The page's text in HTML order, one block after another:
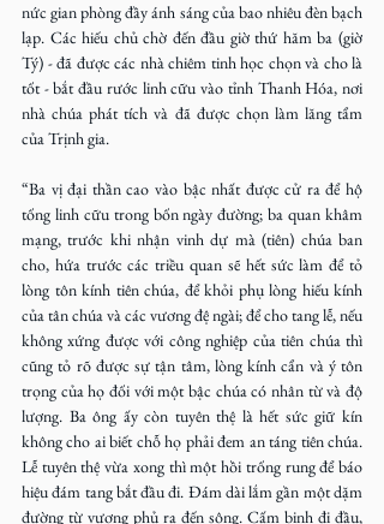
nức gian phòng đầy ánh sáng của bao nhiêu đèn bạch
lạp. Các hiếu chủ chờ đến đầu giờ thứ hăm ba (giờ
Tý) - đã được các nhà chiêm tinh học chọn và cho là
tốt - bắt đầu rước linh cữu vào tỉnh Thanh Hóa, nơi
nhà chúa phát tích và đã được chọn làm lăng tẩm
của Trịnh gia.
“Ba vị đại thần cao vào bậc nhất được cử ra để hộ
tống linh cữu trong bốn ngày đường; ba quan khâm
mạng, trước khi nhận vinh dự mà (tiên) chúa ban
cho, hứa trước các triều quan sẽ hết sức làm để tỏ
lòng tôn kính tiên chúa, để khỏi phụ lòng hiếu kính
của tân chúa và các vương đệ ngài; để cho tang lễ, nếu
không xứng được với công nghiệp của tiên chúa thì
cũng tỏ rõ được sự tận tâm, lòng kính cẩn và ý tôn
trọng của họ đối với một bậc chúa có nhân từ và độ
lượng. Ba ông ấy còn tuyên thệ là hết sức giữ kín
không cho ai biết chỗ họ phải đem an táng tiên chúa.
Lễ tuyên thệ vừa xong thì một hồi trống rung để báo
hiệu đám tang bắt đầu đi. Đám dài lắm gần một dặm
đường từ vương phủ ra đến sông. Cấm binh đi đầu,